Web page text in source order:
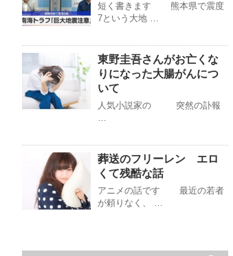
短く書きます 熊本県で震度
7という大地 …
東野圭吾さんがお亡くな
りになった大腸がんにつ
いて
人気小説家の 突然の訃報
…
葬送のフリーレン エロ
くて残酷な話
アニメの話です 最近の若者
が頼りなく、 …